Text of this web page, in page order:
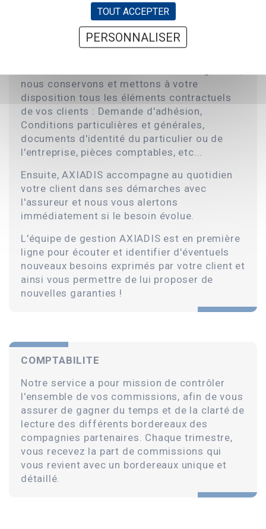
vous et l'assureur.AXIADIS veille à ce que le
contrat choisi avec vous par votre client soit
mis en place à la date d'effet convenue et
conforme aux garanties prévues.
nous conservons et mettons à votre
disposition tous les éléments contractuels
de vos clients : Demande d'adhésion,
Conditions particulières et générales,
documents d'identité du particulier ou de
l'entreprise, pièces comptables, etc...
Ensuite, AXIADIS accompagne au quotidien
votre client dans ses démarches avec
l'assureur et nous vous alertons
immédiatement si le besoin évolue.
L'équipe de gestion AXIADIS est en première
ligne pour écouter et identifier d'éventuels
nouveaux besoins exprimés par votre client et
ainsi vous permettre de lui proposer de
nouvelles garanties !
COMPTABILITE
Notre service a pour mission de contrôler
l'ensemble de vos commissions, afin de vous
assurer de gagner du temps et de la clarté de
lecture des différents bordereaux des
compagnies partenaires. Chaque trimestre,
vous recevez la part de commissions qui
vous revient avec un bordereaux unique et
détaillé.
TOUT ACCEPTER
PERSONNALISER